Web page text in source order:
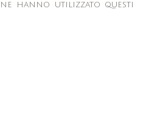
hanno utilizzato questi